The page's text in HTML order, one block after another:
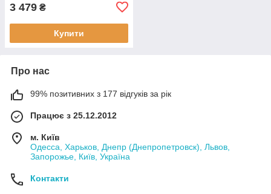
3 479 ₴
Купити
Про нас
99% позитивних з 177 відгуків за рік
Працює з 25.12.2012
м. Київ
Одесса, Харьков, Днепр (Днепропетровск), Львов,
Запорожье, Київ, Україна
Контакти